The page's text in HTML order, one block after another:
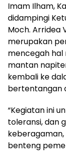
Imam Ilham,
didampingi
Moch. Arridea
merupakan
mencegah hal
mantan
kembali ke
bertentangan
“Kegiatan ini
toleransi, dan
keberagaman,
benteng